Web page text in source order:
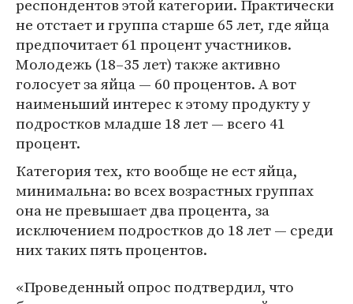
респондентов этой категории. Практически
не отстает и группа старше 65 лет, где яйца
предпочитает 61 процент участников.
Молодежь (18–35 лет) также активно
голосует за яйца — 60 процентов. А вот
наименьший интерес к этому продукту у
подростков младше 18 лет — всего 41
процент.
Категория тех, кто вообще не ест яйца,
минимальна: во всех возрастных группах
она не превышает два процента, за
исключением подростков до 18 лет — среди
них таких пять процентов.
«Проведенный опрос подтвердил, что